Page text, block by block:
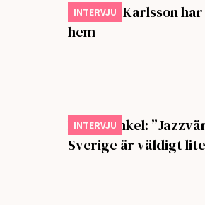
INTERVJU
Johan T. Karlsson
hem
INTERVJU
Ebba Dankel:
Sverige är väldigt